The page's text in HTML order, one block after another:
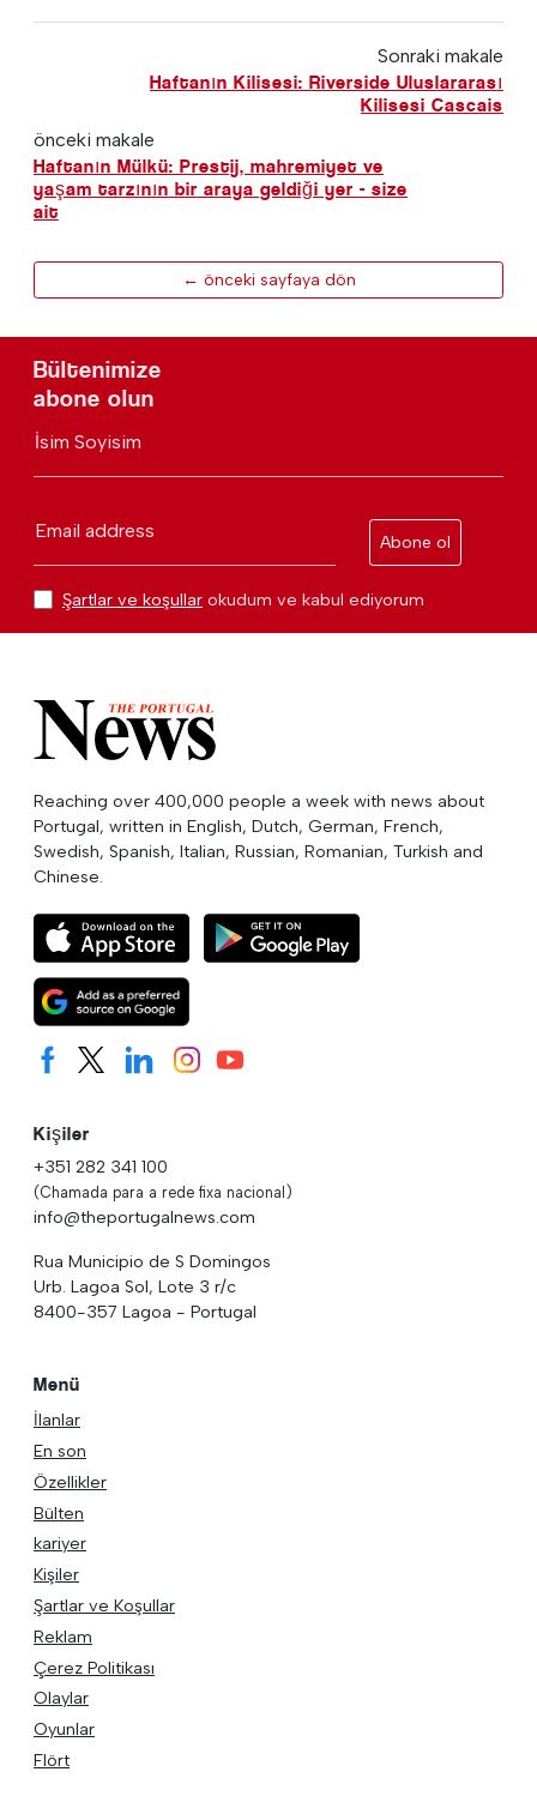
Sonraki makale
Haftanın Kilisesi: Riverside Uluslararası
Kilisesi Cascais
önceki makale
Haftanın Mülkü: Prestij, mahremiyet ve
yaşam tarzının bir araya geldiği yer - size
ait
← önceki sayfaya dön
Bültenimize
abone olun
İsim Soyisim
Email address
Abone ol
Şartlar ve koşullar okudum ve kabul ediyorum
Reaching over 400,000 people a week with news about
Portugal, written in English, Dutch, German, French,
Swedish, Spanish, Italian, Russian, Romanian, Turkish and
Chinese.
Kişiler
+351 282 341 100
(Chamada para a rede fixa nacional)
info@theportugalnews.com
Rua Municipio de S Domingos
Urb. Lagoa Sol, Lote 3 r/c
8400-357 Lagoa - Portugal
Menü
İlanlar
En son
Özellikler
Bülten
kariyer
Kişiler
Şartlar ve Koşullar
Reklam
Çerez Politikası
Olaylar
Oyunlar
Flört